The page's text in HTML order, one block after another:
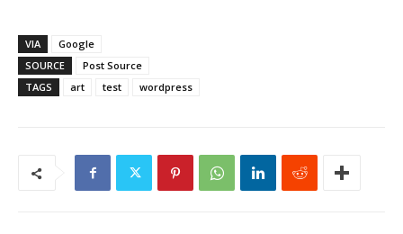
VIA
Google
SOURCE
Post Source
TAGS
art test wordpress